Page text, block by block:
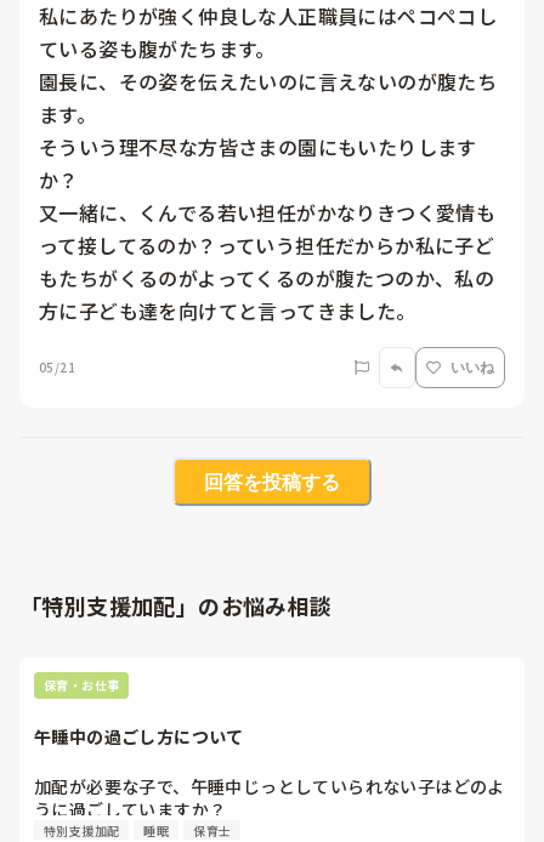
私にあたりが強く仲良しな人正職員にはペコペコし
ている姿も腹がたちます。
園長に、その姿を伝えたいのに言えないのが腹たち
ます。
そういう理不尽な方皆さまの園にもいたりします
か？
又一緒に、くんでる若い担任がかなりきつく愛情も
って接してるのか？っていう担任だからか私に子ど
もたちがくるのがよってくるのが腹たつのか、私の
方に子ども達を向けてと言ってきました。
05/21 いいね
回答を投稿する
「特別支援加配」のお悩み相談
保育・お仕事
午睡中の過ごし方について
加配が必要な子で、午睡中じっとしていられない子はどのよ
うに過ごしていますか？
特別支援加配 睡眠 保育士